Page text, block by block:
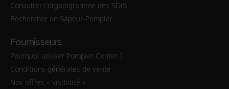
Consulter l'organigramme des SDIS
Rechercher un Sapeur-Pompier
Fournisseurs
Pourquoi utiliser Pompier Center ?
Conditions générales de vente
Nos offres « visibilité »